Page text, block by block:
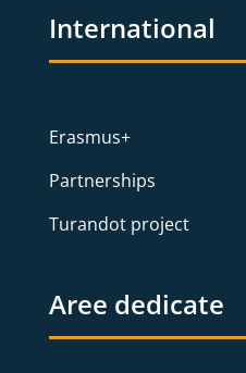
International
Erasmus+
Partnerships
Turandot project
Aree dedicate